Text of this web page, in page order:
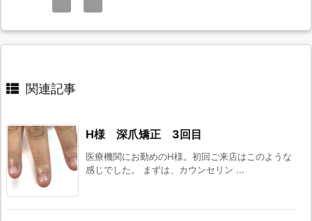
関連記事
H様 深爪矯正 3回目
医療機関にお勤めのH様。初回ご来店はこのような
感じでした。 まずは、カウンセリン ...